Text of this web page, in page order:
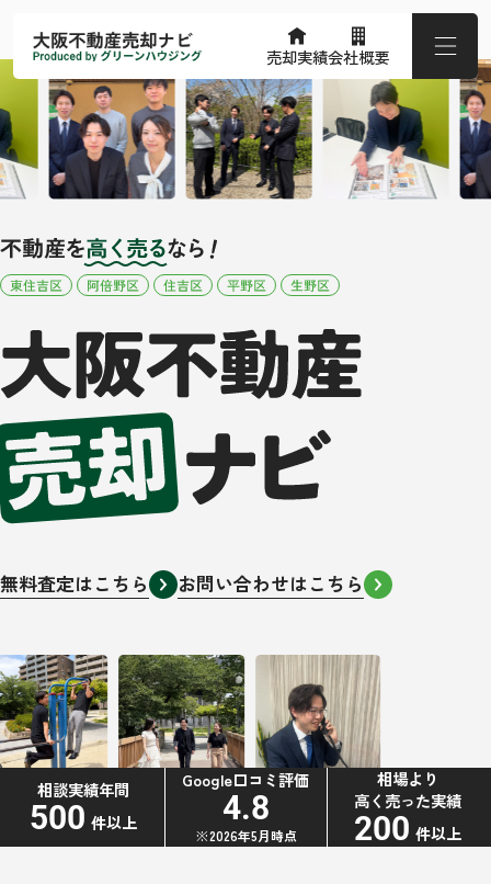
売却実績会社概要
無料査定はこちら お問い合わせはこちら
相談実績年間
500 件以上
Google口コミ評価
4.8
※2026年5月時点
相場より
高く売った実績
200 件以上